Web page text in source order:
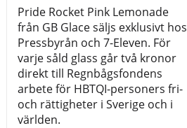
Pride Rocket Pink Lemonade
från GB Glace säljs exklusivt hos
Pressbyrån och 7-Eleven. För
varje såld glass går två kronor
direkt till Regnbågsfondens
arbete för HBTQI-personers fri-
och rättigheter i Sverige och i
världen.